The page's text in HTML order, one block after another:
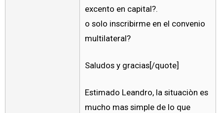
excento en capital?.
o solo inscribirme en el convenio
multilateral?
Saludos y gracias[/quote]
Estimado Leandro, la situaciòn es
mucho mas simple de lo que